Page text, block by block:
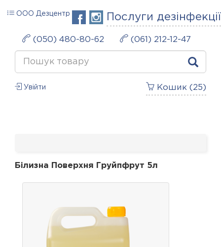
Послуги дезінфекції
ООО Дезцентр
(050) 480-80-62 (061) 212-12-47
Кошик ( 25 )
Увійти
Білизна Поверхня Груйпфрут 5л